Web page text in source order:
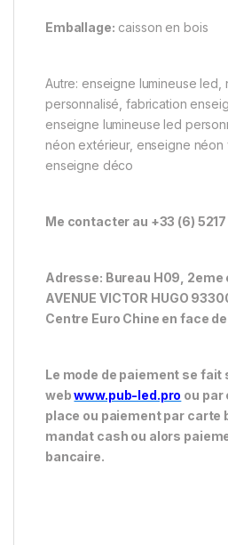
Emballage: caisson en bois
Autre: enseigne lumineuse
personnalisé, fabrication
enseigne lumineuse led
néon extérieur, enseigne néon
enseigne déco
Me contacter au +33 (6)
Adresse: Bureau H09,
AVENUE VICTOR HUGO
Centre Euro Chine en face
Le mode de paiement se fait
webwww.pub-led.pro ou
place ou paiement par carte
mandat cash ou alors
bancaire.